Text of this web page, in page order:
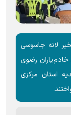
تسخیر لانه جاسوسی
رضوی
استان مرکزی